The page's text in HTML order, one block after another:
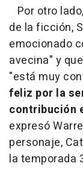
Por otro
de la ficción,
emocionado
avecina" y
"está muy
feliz por la
contribución
expresó
personaje,
la temporada